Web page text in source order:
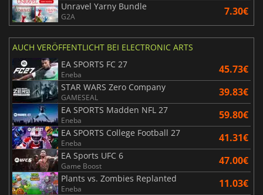
Unravel Yarny Bundle
G2A 7.30€
AUCH VERÖFFENTLICHT BEI ELECTRONIC ARTS
EA SPORTS FC 27
Eneba 45.73€
STAR WARS Zero Company
GAMESEAL 39.83€
EA SPORTS Madden NFL 27
Eneba 59.80€
EA SPORTS College Football 27
Eneba 41.31€
EA Sports UFC 6
Game Boost 47.00€
Plants vs. Zombies Replanted
Eneba 11.03€